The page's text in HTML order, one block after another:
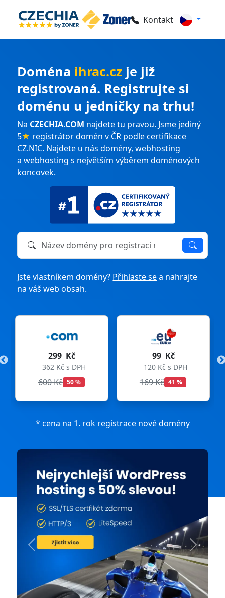
Kontakt
Doména ihrac.cz je již
registrovaná. Registrujte si
doménu u jedničky na trhu!
Na CZECHIA.COM najdete tu pravou. Jsme jediný
5★ registrátor domén v ČR podlecertifikace
CZ.NIC. Najdete u násdomény,webhosting
awebhosting s největším výběremdoménových
koncovek.
Název domény k registraci nebo převodu
Jste vlastníkem domény? Přihlaste sea nahrajte
na váš web obsah.
299 Kč
362 Kč s DPH
600 Kč 50 %
99 Kč
120 Kč s DPH
169 Kč 41 %
* cena na 1. rok registrace nové domény
Previous Next